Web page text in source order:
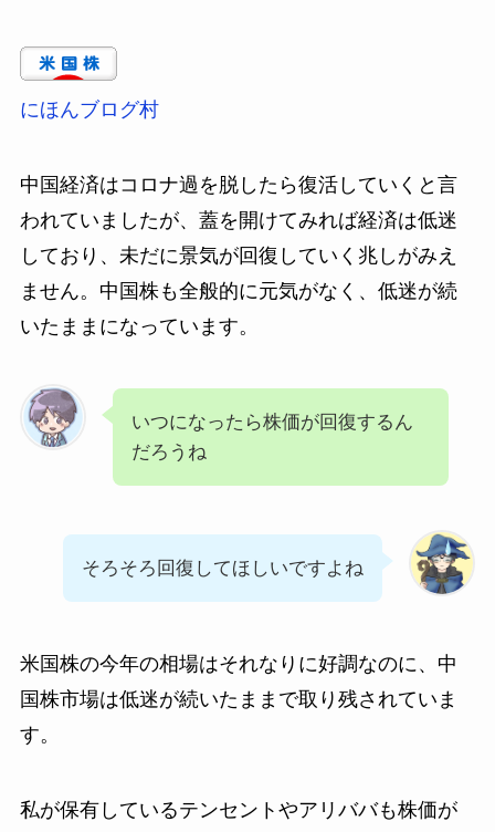
にほんブログ村
中国経済はコロナ過を脱したら復活していくと言
われていましたが、蓋を開けてみれば経済は低迷
しており、未だに景気が回復していく兆しがみえ
ません。中国株も全般的に元気がなく、低迷が続
いたままになっています。
いつになったら株価が回復するん
だろうね
そろそろ回復してほしいですよね
米国株の今年の相場はそれなりに好調なのに、中
国株市場は低迷が続いたままで取り残されていま
す。
私が保有しているテンセントやアリババも株価が